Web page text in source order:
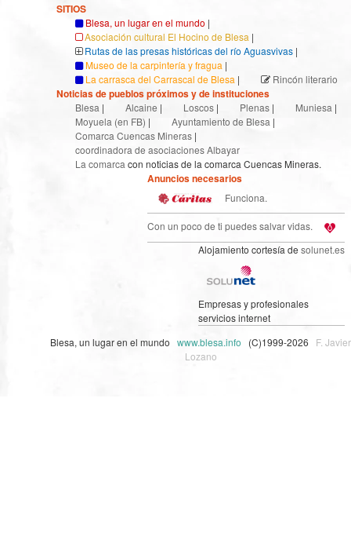
SITIOS
Blesa, un lugar en el mundo |
Asociación cultural El Hocino de Blesa |
Rutas de las presas históricas del río Aguasvivas |
Museo de la carpintería y fragua |
La carrasca del Carrascal de Blesa | Rincón literario
Noticias de pueblos próximos y de instituciones
Blesa | Alcaine | Loscos | Plenas | Muniesa |
Moyuela (en FB) | Ayuntamiento de Blesa |
Comarca Cuencas Mineras |
coordinadora de asociaciones Albayar
La comarca con noticias de la comarca Cuencas Mineras.
Anuncios necesarios
Funciona.
Con un poco de ti puedes salvar vidas.
Alojamiento cortesía de solunet.es
Empresas y profesionales
servicios internet
Blesa, un lugar en el mundo www.blesa.info (C)1999-2026 F. Javier
Lozano